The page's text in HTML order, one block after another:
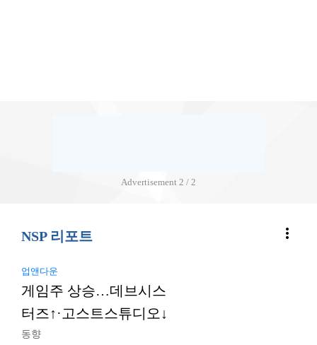
Advertisement 2 / 2
NSP 리포트 more_vert
업앤다운
게임주 상승…데브시스
터즈↑·고스트스튜디오↓
동향